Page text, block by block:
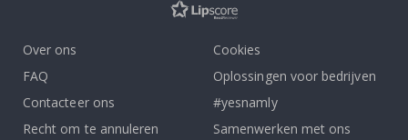
Over ons
FAQ
Contacteer ons
Recht om te annuleren
Cookies
Oplossingen voor bedrijven
#yesnamly
Samenwerken met ons